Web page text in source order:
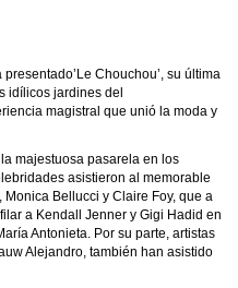
Chouchou’, su última
idílicos jardines del
magistral que unió la moda y
majestuosa pasarela en los
asistieron al memorable
Bellucci y Claire Foy, que a
a Kendall Jenner y Gigi Hadid en
Antonieta. Por su parte, artistas
Alejandro, también han asistido